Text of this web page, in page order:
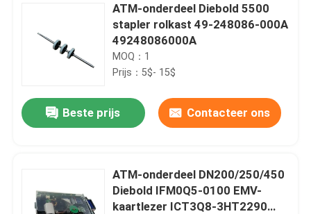
ATM-onderdeel Diebold 5500
stapler rolkast 49-248086-000A
49248086000A
MOQ：1
Prijs：5$- 15$
Beste prijs Contacteer ons
ATM-onderdeel DN200/250/450
Diebold IFM0Q5-0100 EMV-
kaartlezer ICT3Q8-3HT2290